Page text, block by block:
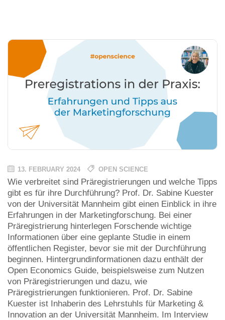
13. FEBRUARY 2024 OPEN SCIENCE
Wie verbreitet sind Präregistrierungen und welche Tipps
gibt es für ihre Durchführung? Prof. Dr. Sabine Kuester
von der Universität Mannheim gibt einen Einblick in ihre
Erfahrungen in der Marketingforschung. Bei einer
Präregistrierung hinterlegen Forschende wichtige
Informationen über eine geplante Studie in einem
öffentlichen Register, bevor sie mit der Durchführung
beginnen. Hintergrundinformationen dazu enthält der
Open Economics Guide, beispielsweise zum Nutzen
von Präregistrierungen und dazu, wie
Präregistrierungen funktionieren. Prof. Dr. Sabine
Kuester ist Inhaberin des Lehrstuhls für Marketing &
Innovation an der Universität Mannheim. Im Interview